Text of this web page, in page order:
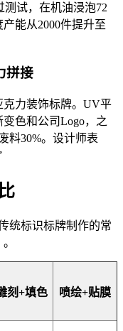
测试，在机油浸泡72
能从2000件提升至
拼接
力装饰标牌。UV平
色和公司Logo，之
料30%。设计师表
统标识标牌制作的常
刻+填色 喷绘+贴膜